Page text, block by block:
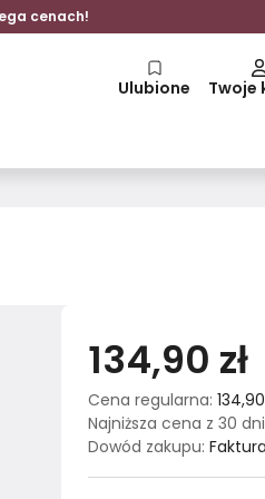
cenach!
Ulubione Twoje
134,90 zł
Cena regularna:
Najniższa cena z 30
Dowód zakupu: